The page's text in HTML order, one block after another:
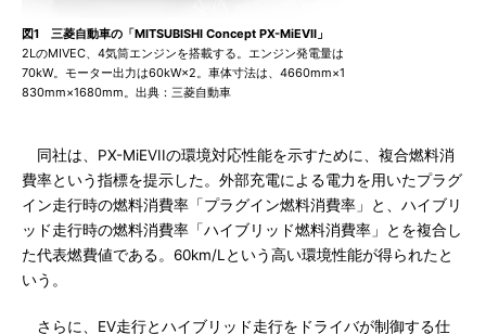
図1 三菱自動車の「MITSUBISHI Concept PX-MiEVII」
2LのMIVEC、4気筒エンジンを搭載する。エンジン発電量は
70kW。モーター出力は60kW×2。車体寸法は、4660mm×1
830mm×1680mm。出典：三菱自動車
同社は、PX-MiEVIIの環境対応性能を示すために、複合燃料消
費率という指標を提示した。外部充電による電力を用いたプラグ
イン走行時の燃料消費率「プラグイン燃料消費率」と、ハイブリ
ッド走行時の燃料消費率「ハイブリッド燃料消費率」とを複合し
た代表燃費値である。60km/Lという高い環境性能が得られたと
いう。
さらに、EV走行とハイブリッド走行をドライバが制御する仕